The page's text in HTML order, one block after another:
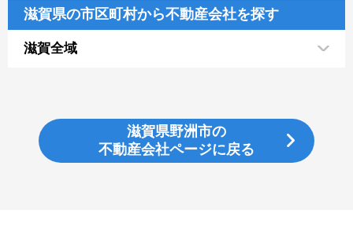
滋賀県の市区町村から不動産会社を探す
滋賀全域
滋賀県野洲市の
不動産会社ページに戻る